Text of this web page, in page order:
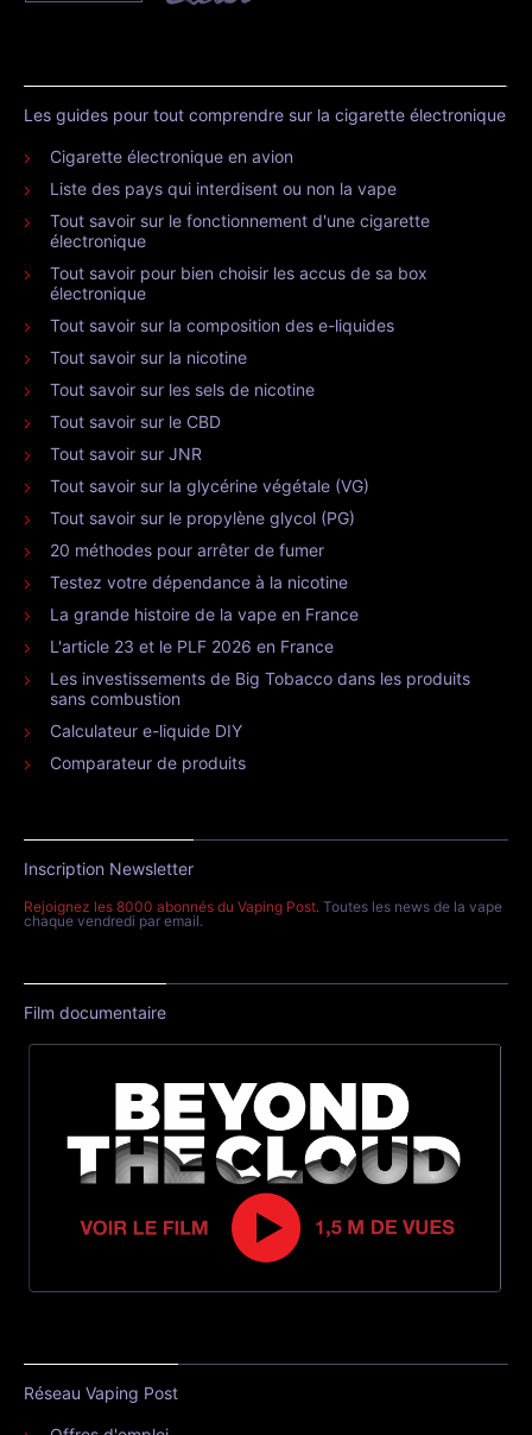
Les guides pour tout comprendre sur la cigarette électronique
Cigarette électronique en avion
Liste des pays qui interdisent ou non la vape
Tout savoir sur le fonctionnement d'une cigarette
électronique
Tout savoir pour bien choisir les accus de sa box
électronique
Tout savoir sur la composition des e-liquides
Tout savoir sur la nicotine
Tout savoir sur les sels de nicotine
Tout savoir sur le CBD
Tout savoir sur JNR
Tout savoir sur la glycérine végétale (VG)
Tout savoir sur le propylène glycol (PG)
20 méthodes pour arrêter de fumer
Testez votre dépendance à la nicotine
La grande histoire de la vape en France
L'article 23 et le PLF 2026 en France
Les investissements de Big Tobacco dans les produits
sans combustion
Calculateur e-liquide DIY
Comparateur de produits
Inscription Newsletter
Rejoignez les 8000 abonnés du Vaping Post. Toutes les news de la vape
chaque vendredi par email.
Film documentaire
Réseau Vaping Post